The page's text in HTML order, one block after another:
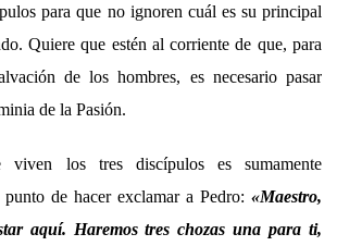
para que no ignoren cuál es su principal
Quiere que estén al corriente de que, para
de los hombres, es necesario pasar
de la Pasión.
viven los tres discípulos es sumamente
punto de hacer exclamar a Pedro: «Maestro,
aquí. Haremos tres chozas una para ti,